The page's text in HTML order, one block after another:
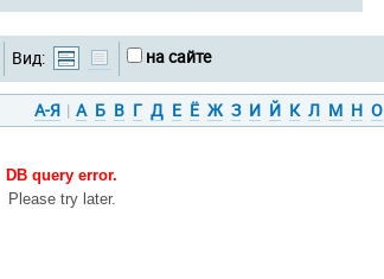
Вид: на сайте
А-Я | А Б В Г Д Е Ё Ж З И Й К Л М Н О
DB query error.
Please try later.